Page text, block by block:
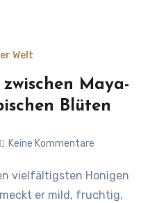
Welt
Maya-
Blüten
Keine Kommentare
er mild, fruchtig,